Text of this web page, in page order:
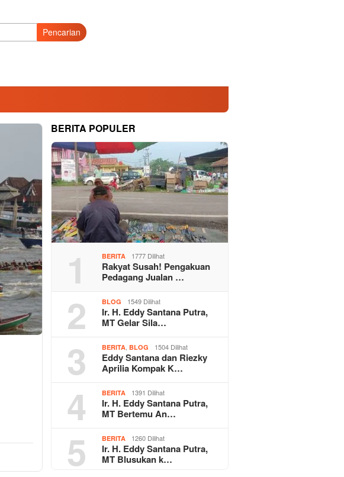
Pencarian
BERITA POPULER
1 BERITA 1777 Dilihat
Rakyat Susah! Pengakuan
Pedagang Jualan …
2 BLOG 1549 Dilihat
Ir. H. Eddy Santana Putra,
MT Gelar Sila…
3 BERITA ,BLOG 1504 Dilihat
Eddy Santana dan Riezky
Aprilia Kompak K…
4 BERITA 1391 Dilihat
Ir. H. Eddy Santana Putra,
MT Bertemu An…
5 BERITA 1260 Dilihat
Ir. H. Eddy Santana Putra,
MT Blusukan k…